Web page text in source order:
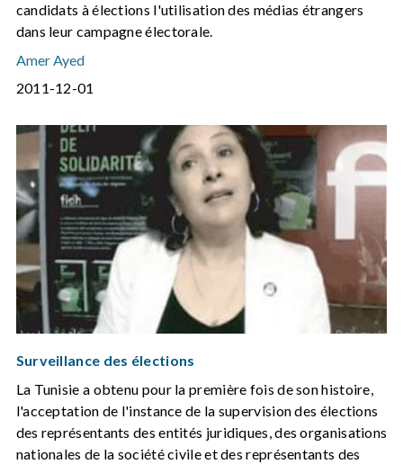
candidats à élections l'utilisation des médias étrangers
dans leur campagne électorale.
Amer Ayed
2011-12-01
Surveillance des élections
La Tunisie a obtenu pour la première fois de son histoire,
l'acceptation de l'instance de la supervision des élections
des représentants des entités juridiques, des organisations
nationales de la société civile et des représentants des